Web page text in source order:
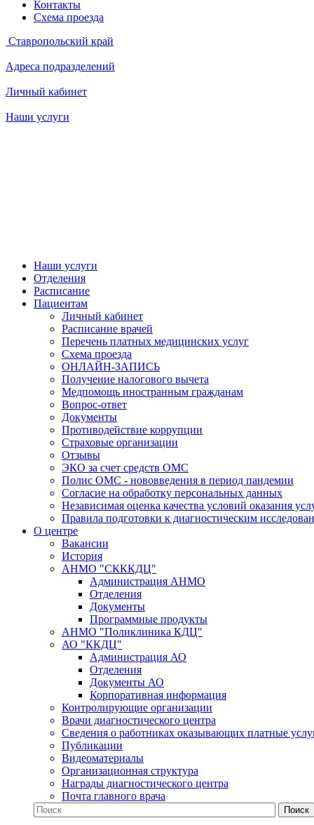
Контакты
Схема проезда
Ставропольский край
Адреса подразделений
Личный кабинет
Наши услуги
Наши услуги
Отделения
Расписание
Пациентам
Личный кабинет
Расписание врачей
Перечень платных медицинских услуг
Схема проезда
ОНЛАЙН-ЗАПИСЬ
Получение налогового вычета
Медпомощь иностранным гражданам
Вопрос-ответ
Документы
Противодействие коррупции
Страховые организации
Отзывы
ЭКО за счет средств ОМС
Полис ОМС - нововведения в период пандемии
Согласие на обработку персональных данных
Независимая оценка качества условий оказания
Правила подготовки к диагностическим
О центре
Вакансии
История
АНМО "СКККДЦ"
Администрация АНМО
Отделения
Документы
Программные продукты
АНМО "Поликлиника КДЦ"
АО "ККДЦ"
Администрация АО
Отделения
Документы АО
Корпоративная информация
Контролирующие организации
Врачи диагностического центра
Сведения о работниках оказывающих платные
Публикации
Видеоматериалы
Организационная структура
Награды диагностического центра
Почта главного врача